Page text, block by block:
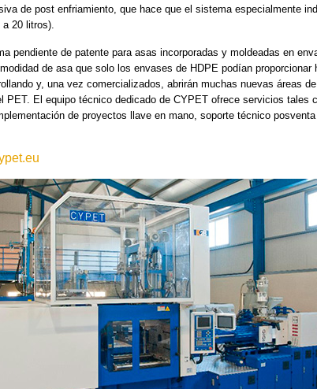
de post enfriamiento, que hace que el sistema especialmente
a 20 litros).
pendiente de patente para asas incorporadas y moldeadas en
de asa que solo los envases de HDPE podían proporcionar
y, una vez comercializados, abrirán muchas nuevas áreas de
PET. El equipo técnico dedicado de CYPET ofrece servicios tales
de proyectos llave en mano, soporte técnico